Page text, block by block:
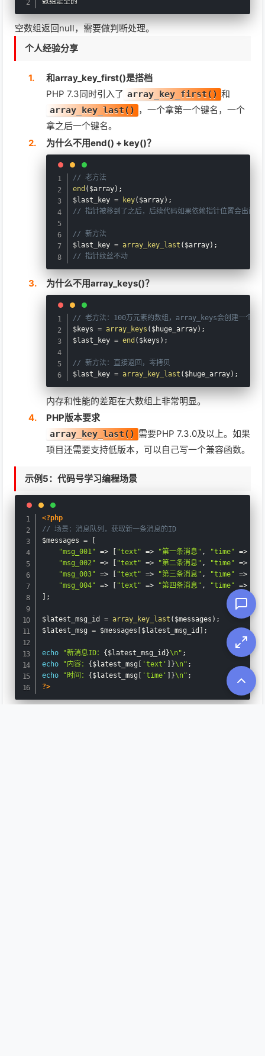
空数组返回null，需要做判断处理。
个人经验分享
和array_key_first()是搭档
PHP 7.3同时引入了 array_key_first() 和
array_key_last() ，一个拿第一个键名，一个
拿之后一个键名。
为什么不用end() + key()？
// 老方法
end ( $array) ;
$last_key = key( $array) ;
// 指针被移到了之后，后续代码如果依赖指针位置会出问题
// 新方法
$last_key = array_key_last ( $array) ;
// 指针纹丝不动
为什么不用array_keys()？
// 老方法：100万元素的数组，array_keys会创建一个100
$keys = array_keys ( $huge_array) ;
$last_key = end ( $keys ) ;
// 新方法：直接返回，零拷贝
$last_key = array_key_last ( $huge_array) ;
内存和性能的差距在大数组上非常明显。
PHP版本要求
array_key_last() 需要PHP 7.3.0及以上。如果
项目还需要支持低版本，可以自己写一个兼容函数。
示例5：代码号学习编程场景
<?php
// 场景：消息队列，获取新一条消息的ID
$messages =
"msg_001" => "text" => "第一条消息" , "time" =>
"msg_002" => "text" => "第二条消息" , "time" =>
"msg_003" => "text" => "第三条消息" , "time" =>
"msg_004" => "text" => "第四条消息" , "time" =>
;
$latest_msg_id = array_key_last ( $messages ) ;
$latest_msg = $messages $latest_msg_id ;
echo "新消息ID： { $latest_msg_id }\n" ;
echo
"内容： { $latest_msg[ 'text' }\n" ;
echo
"时间： { $latest_msg[ 'time' }\n" ;
?>